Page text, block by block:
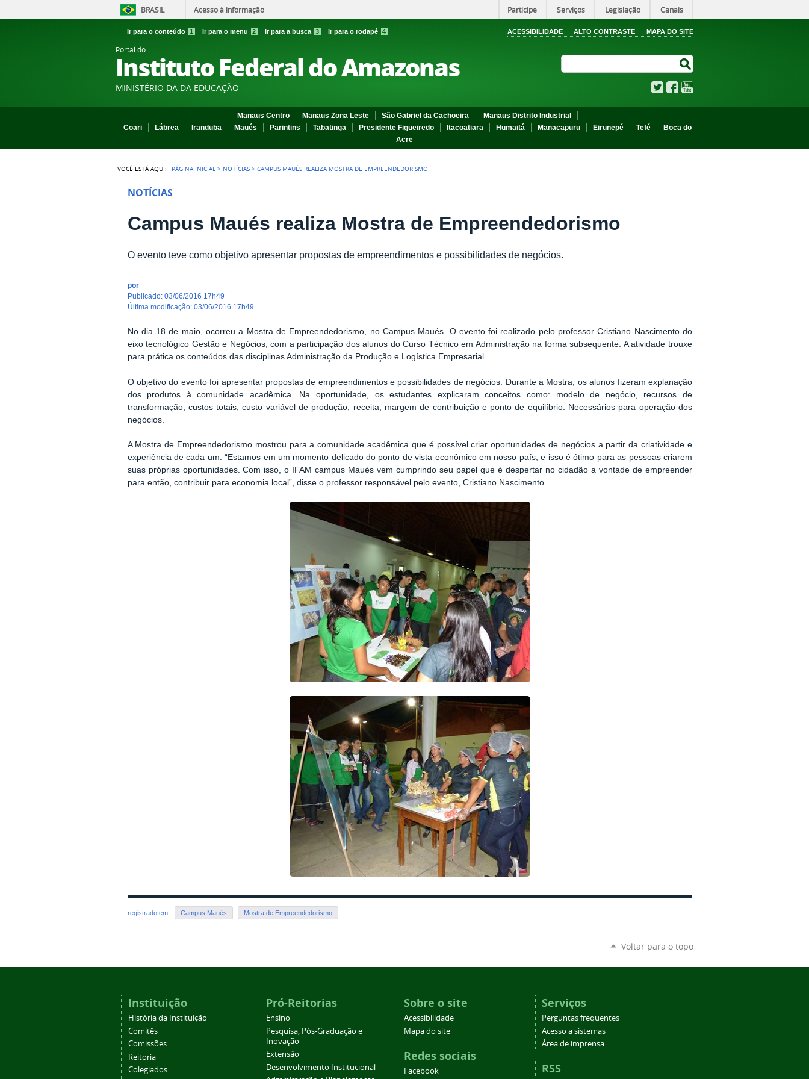
BRASIL Acesso à informação Participe Serviços Legislação Canais
Ir para o conteúdo 1 Ir para o menu 2 Ir para a busca 3 Ir para o rodapé 4 ACESSIBILIDADE ALTO CONTRASTE MAPA DO SITE
Portal do
Instituto Federal do Amazonas
MINISTÉRIO DA DA EDUCAÇÃO TwitterFacebook
Manaus Centro Manaus Zona Leste São Gabriel da Cachoeira
Manaus Distrito Industrial
Coari
Lábrea Iranduba Maués Parintins Tabatinga Presidente Figueiredo Itacoatiara Humaitá Manacapuru Eirunepé Tefé
Boca do
Acre
VOCÊ ESTÁ AQUI: PÁGINA INICIAL > NOTÍCIAS >CAMPUS MAUÉS REALIZA MOSTRA DE EMPREENDEDORISMO
NOTÍCIAS
Campus Maués realiza Mostra de Empreendedorismo
O evento teve como objetivo apresentar propostas de empreendimentos e possibilidades de negócios.
por
publicado: 03/06/2016 17h49
última modificação: 03/06/2016 17h49
No dia 18 de maio, ocorreu a Mostra de Empreendedorismo, no Campus Maués. O evento foi realizado pelo professor Cristiano Nascimento do
eixo tecnológico Gestão e Negócios, com a participação dos alunos do Curso Técnico em Administração na forma subsequente. A atividade trouxe
para prática os conteúdos das disciplinas Administração da Produção e Logística Empresarial.
O objetivo do evento foi apresentar propostas de empreendimentos e possibilidades de negócios. Durante a Mostra, os alunos fizeram explanação
dos produtos à comunidade acadêmica. Na oportunidade, os estudantes explicaram conceitos como: modelo de negócio, recursos de
transformação, custos totais, custo variável de produção, receita, margem de contribuição e ponto de equilíbrio. Necessários para operação dos
negócios.
A Mostra de Empreendedorismo mostrou para a comunidade acadêmica que é possível criar oportunidades de negócios a partir da criatividade e
experiência de cada um. “Estamos em um momento delicado do ponto de vista econômico em nosso país, e isso é ótimo para as pessoas criarem
suas próprias oportunidades. Com isso, o IFAM campus Maués vem cumprindo seu papel que é despertar no cidadão a vontade de empreender
para então, contribuir para economia local”, disse o professor responsável pelo evento, Cristiano Nascimento.
registrado em: Campus Maués Mostra de Empreendedorismo
Voltar para o topo
Instituição
História da Instituição
Comitês
Comissões
Reitoria
Colegiados
Pró-Reitorias
Ensino
Pesquisa, Pós-Graduação e
Inovação
Extensão
Desenvolvimento Institucional
Sobre o site
Acessibilidade
Mapa do site
Redes sociais
Facebook
Serviços
Perguntas frequentes
Acesso a sistemas
Área de imprensa
RSS